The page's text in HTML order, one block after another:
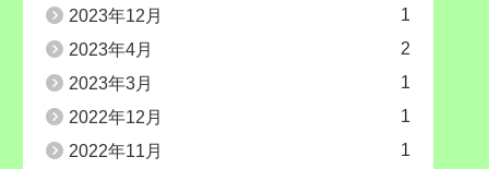
2023年12月
1
2023年4月
2
2023年3月
1
2022年12月
1
2022年11月
1